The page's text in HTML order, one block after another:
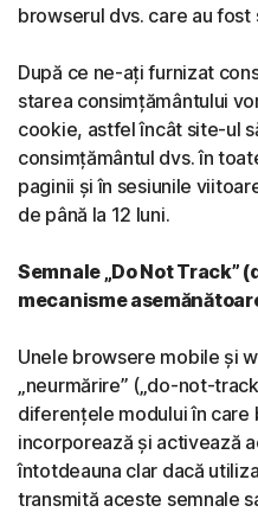
browserul dvs. care au
După ce ne-ați furnizat
starea consimțământului
cookie, astfel încât site-ul
consimțământul dvs. în
paginii și în sesiunile
de până la 12 luni.
Semnale „Do Not Track”
mecanisme
Unele browsere mobile și
„neurmărire” („do-not-
diferențele modului în
incorporează și activează
întotdeauna clar dacă
transmită aceste semnale